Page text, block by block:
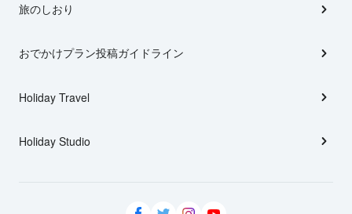
旅のしおり
おでかけプラン投稿ガイドライン
Holiday Travel
Holiday Studio